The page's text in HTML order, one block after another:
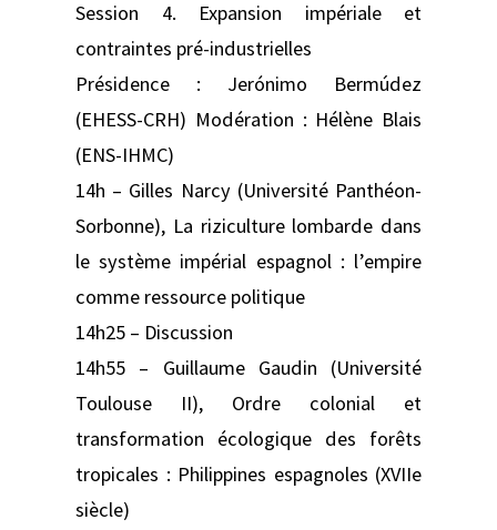
Session 4. Expansion impériale et
contraintes pré-industrielles
Présidence : Jerónimo Bermúdez
(EHESS-CRH) Modération : Hélène Blais
(ENS-IHMC)
14h – Gilles Narcy (Université Panthéon-
Sorbonne), La riziculture lombarde dans
le système impérial espagnol : l’empire
comme ressource politique
14h25 – Discussion
14h55 – Guillaume Gaudin (Université
Toulouse II), Ordre colonial et
transformation écologique des forêts
tropicales : Philippines espagnoles (XVIIe
siècle)